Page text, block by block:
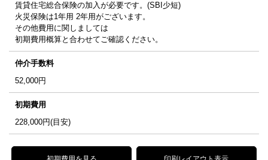
賃貸住宅総合保険の加入が必要です。(SBI少短)
火災保険は1年用 2年用がございます。
その他費用に関しましては
初期費用概算と合わせてご確認ください。
仲介手数料
52,000円
初期費用
228,000円(目安)